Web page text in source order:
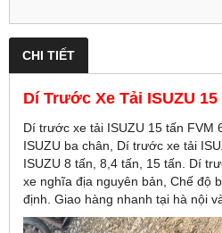
CHI TIẾT
Dí Trước Xe Tải ISUZU 15
Dí trước xe tải ISUZU 15 tấn FVM
ISUZU ba chân, Dí trước xe tải
ISUZU 8 tấn, 8,4 tấn, 15 tấn. Dí
xe nghĩa địa nguyên bản, Chế độ
định. Giao hàng nhanh tại hà nội